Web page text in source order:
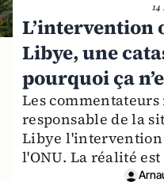
L’intervention
Libye, une
pourquoi ça
Les
responsable de la
Libye l'intervention
l'ONU. La réalité